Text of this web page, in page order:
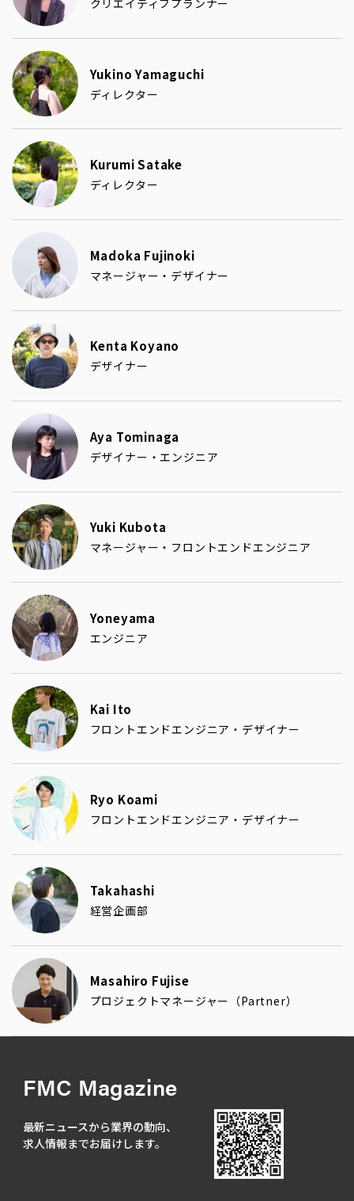
Yukino Yamaguchi
ディレクター
Kurumi Satake
ディレクター
Madoka Fujinoki
マネージャー・デザイナー
Kenta Koyano
デザイナー
Aya Tominaga
デザイナー・エンジニア
Yuki Kubota
マネージャー・フロントエンドエンジニア
Yoneyama
エンジニア
Kai Ito
フロントエンドエンジニア・デザイナー
Ryo Koami
フロントエンドエンジニア・デザイナー
Takahashi
経営企画部
Masahiro Fujise
プロジェクトマネージャー（Partner）
FMC Magazine
最新ニュースから業界の動向、
求人情報までお届けします。